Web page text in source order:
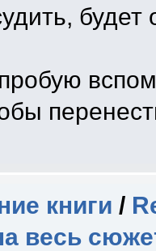
будет
книги /
весь